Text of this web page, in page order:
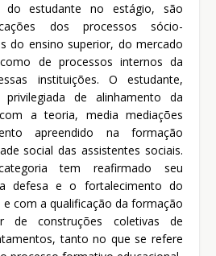
do estudante no estágio, são
dos processos sócio-
do ensino superior, do mercado
de processos internos da
instituições. O estudante,
de alinhamento da
a teoria, media mediações
apreendido na formação
social das assistentes sociais.
tem reafirmado seu
defesa e o fortalecimento do
com a qualificação da formação
de construções coletivas de
tanto no que se refere